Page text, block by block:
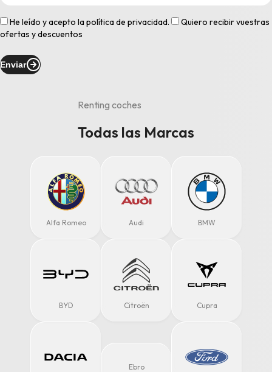
He leído y acepto lapolítica de privacidad.
Quiero recibir vuestras
ofertas y descuentos
Enviar
Renting coches
Todas las Marcas
Alfa Romeo Audi BMW
BYD Citroën Cupra
Ebro